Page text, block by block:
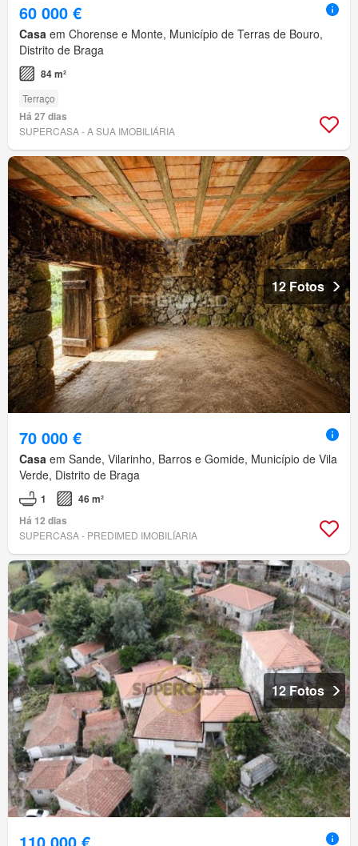
60 000 €
Casa em Chorense e Monte, Município de Terras de Bouro,
Distrito de Braga
84 m²
Terraço
Há 27 dias
SUPERCASA - A SUA IMOBILIÁRIA
12 Fotos
70 000 €
Casa em Sande, Vilarinho, Barros e Gomide, Município de Vila
Verde, Distrito de Braga
1
46 m²
Há 12 dias
SUPERCASA - PREDIMED IMOBILÍARIA
12 Fotos